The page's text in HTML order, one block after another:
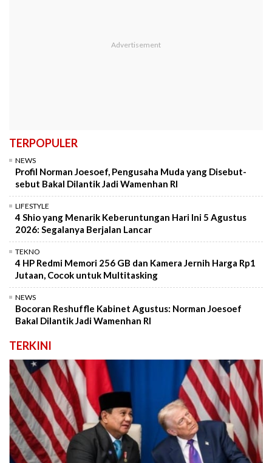
TERPOPULER
NEWS
Profil Norman Joesoef, Pengusaha Muda yang Disebut-
sebut Bakal Dilantik Jadi Wamenhan RI
LIFESTYLE
4 Shio yang Menarik Keberuntungan Hari Ini 5 Agustus
2026: Segalanya Berjalan Lancar
TEKNO
4 HP Redmi Memori 256 GB dan Kamera Jernih Harga Rp1
Jutaan, Cocok untuk Multitasking
NEWS
Bocoran Reshuffle Kabinet Agustus: Norman Joesoef
Bakal Dilantik Jadi Wamenhan RI
TERKINI